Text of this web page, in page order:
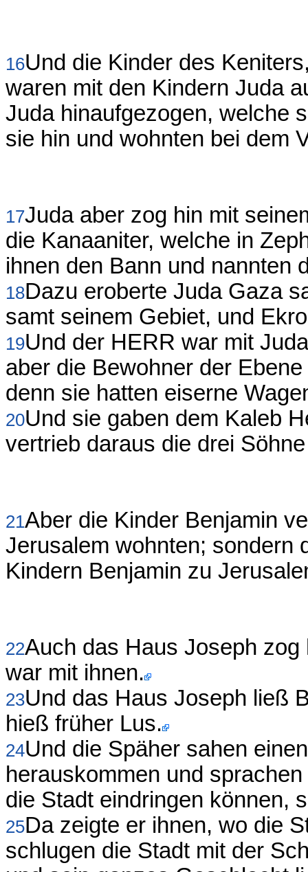
16Und die Kinder des
waren mit den Kindern Juda
Juda hinaufgezogen, welche
sie hin und wohnten bei dem
17Juda aber zog hin mit
die Kanaaniter, welche in
ihnen den Bann und nannten
18Dazu eroberte Juda Gaza
samt seinem Gebiet, und
19Und der HERR war mit
aber die Bewohner der
denn sie hatten eiserne
20Und sie gaben dem Kaleb
vertrieb daraus die drei
21Aber die Kinder Benjamin
Jerusalem wohnten; sondern
Kindern Benjamin zu
22Auch das Haus Joseph
war mit ihnen.
23Und das Haus Joseph ließ
hieß früher Lus.
24Und die Späher sahen
herauskommen und
die Stadt eindringen können,
25Da zeigte er ihnen, wo die
schlugen die Stadt mit der